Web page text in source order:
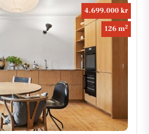
4.699.000 kr
126 m2